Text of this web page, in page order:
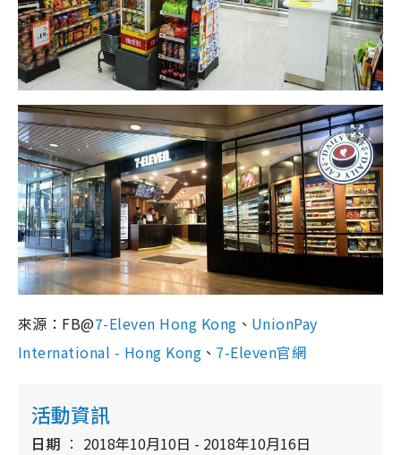
來源：FB@7-Eleven Hong Kong 、 UnionPay
International - Hong Kong 、 7-Eleven官網
活動資訊
日期
2018年10月10日 - 2018年10月16日